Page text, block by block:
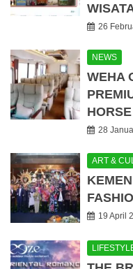
26
NEWS
WEHA
HORSE
28
ART &
19 April